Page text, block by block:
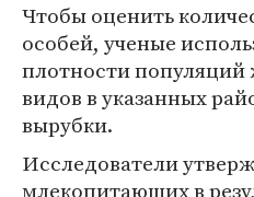
Чтобы оценить
особей, ученые
плотности
видов в указанных
вырубки.
Исследователи
млекопитающих в